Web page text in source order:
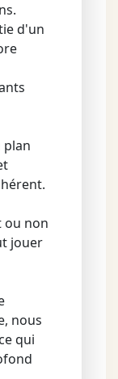
d'un
plan
ou non
jouer
nous
qui